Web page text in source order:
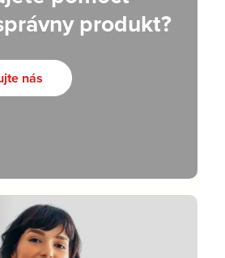
produkt?
nás